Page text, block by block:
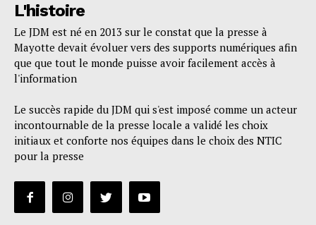
L'histoire
Le JDM est né en 2013 sur le constat que la presse à
Mayotte devait évoluer vers des supports numériques afin
que que tout le monde puisse avoir facilement accès à
l'information
Le succès rapide du JDM qui s'est imposé comme un acteur
incontournable de la presse locale a validé les choix
initiaux et conforte nos équipes dans le choix des NTIC
pour la presse